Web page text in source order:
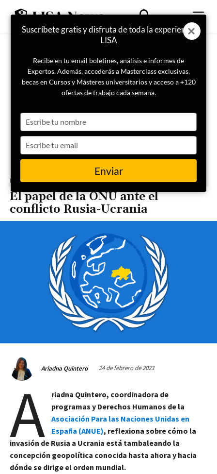
Portada Actualidad
El papel de la ONU ante el
conflicto Rusia-Ucrania
Ariadna Quintero 24 de febrero de 2023
A
riadna Quintero, coordinadora de
programas y Derechos Humanos de la
Asociación Para las Naciones Unidas en
España (ANUE), reflexiona sobre cómo la
invasión de Rusia a Ucrania está tambaleando la
concepción geopolítica conocida hasta ahora y hacia
dónde se dirige el orden mundial.
Suscríbete gratis y disfruta de toda la experiencia
LISA
Recibe en tu email boletines, análisis e informes de
Expertos. Además, accederás a Masterclass exclusivas,
becas en Cursos y Másteres universitarios y acceso a +120
ofertas de trabajo cada semana.
your
name
your
email
Enviar